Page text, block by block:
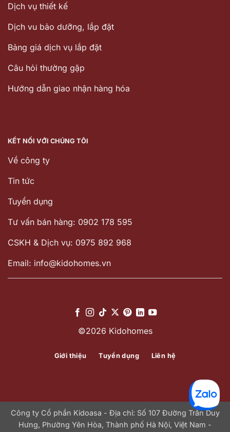
Dịch vụ thiết kế
Dịch vu bảo dưỡng, lắp đặt
Bảng giá dịch vụ lắp đặt
Câu hỏi thường gặp
Hướng dẫn giao nhận hàng hóa
KẾT NỐI VỚI CHÚNG TÔI
Về công ty
Tin tức
Tuyển dụng
Tư vấn bán hàng: 0902 178 595
CSKH & Dịch vụ: 0975 892 968
Email: info@kidohomes.vn
©2026 Kidohomes
Giới thiệu Tuyển dụng Liên hệ
Công ty Cổ phần Kidoasa - Địa chỉ: Số 107 Đường Trần Duy
Hưng, Phường Yên Hòa, Thành phố Hà Nội, Việt Nam -